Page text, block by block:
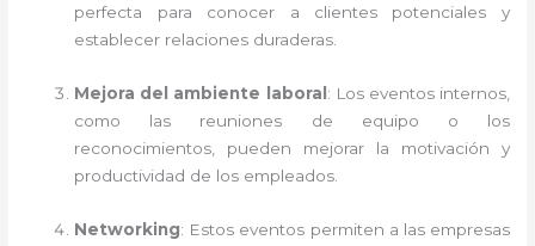
perfecta para conocer a clientes potenciales y
establecer relaciones duraderas.
Mejora del ambiente laboral : Los eventos internos,
como las reuniones de equipo o los
reconocimientos, pueden mejorar la motivación y
productividad de los empleados.
Networking: Estos eventos permiten a las empresas